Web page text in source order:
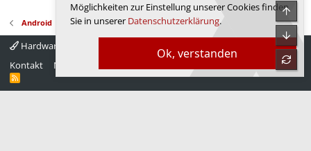
Android
Hardwareluxx 4.0
Kontakt
Nutzungsbedingungen Startseite
R
Ok, verstanden
Möglichkeiten zur Einstellung unserer Cookies finden
Sie in unserer Datenschutzerklärung.